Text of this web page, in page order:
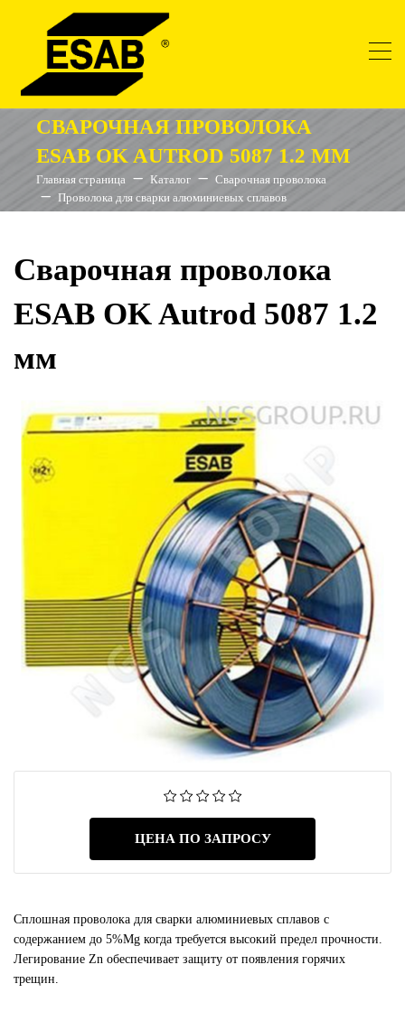
СВАРОЧНАЯ ПРОВОЛОКА
ESAB OK AUTROD 5087 1.2 ММ
Главная страница Каталог
Сварочная проволока
Проволока для сварки алюминиевых сплавов
Сварочная проволока
ESAB OK Autrod 5087 1.2
мм
ЦЕНА ПО ЗАПРОСУ
Сплошная проволока для сварки алюминиевых сплавов с
содержанием до 5%Mg когда требуется высокий предел прочности.
Легирование Zn обеспечивает защиту от появления горячих
трещин.